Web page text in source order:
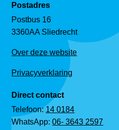
Postadres
Postbus 16
3360AA Sliedrecht
Over deze website
Privacyverklaring
Direct contact
Telefoon:14 0184
WhatsApp:06- 3643 2597